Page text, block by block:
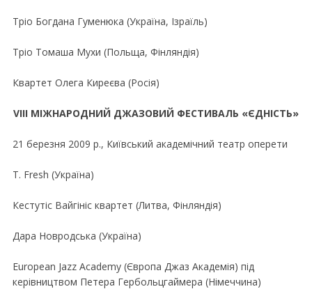
Тріо Богдана Гуменюка (Україна, Ізраїль)
Тріо Томаша Мухи (Польща, Фінляндія)
Квартет Олега Киреєва (Росія)
VIII МIЖНАРОДНИЙ ДЖАЗОВИЙ ФЕСТИВАЛЬ «ЄДНIСТЬ»
21 березня 2009 р., Київський академiчний театр оперети
T. Fresh (Україна)
Кестутiс Вайгiнiс квартет (Литва, Фiнляндiя)
Дара Новродська (Україна)
European Jazz Academy (Європа Джаз Академiя) пiд
керiвництвом Петера Гербольцгаймера (Нiмеччина)